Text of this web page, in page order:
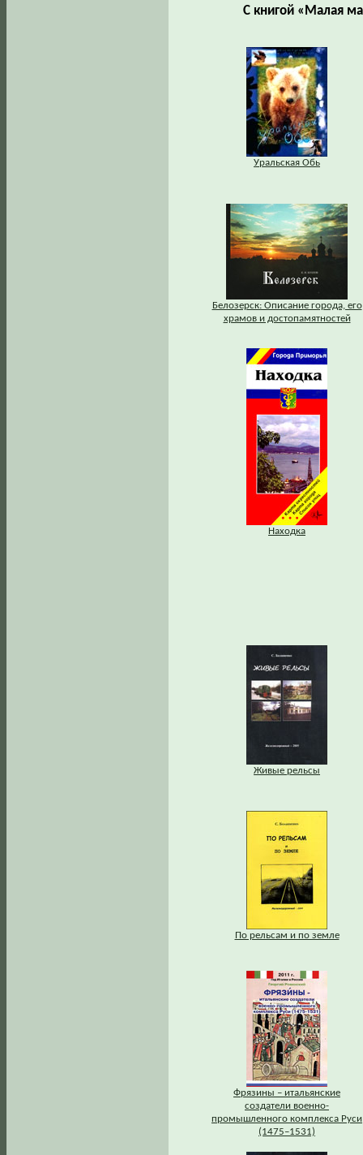
С книгой «Малая
Уральская Обь
Белозерск: Описание города, его
храмов и достопамятностей
Находка
Живые рельсы
По рельсам и по земле
Фрязины – итальянские
создатели военно-
промышленного комплекса Руси
(1475–1531)